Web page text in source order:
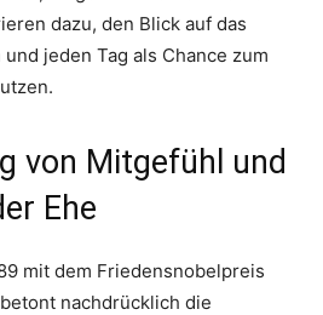
dazu, den Blick auf das
jeden Tag als Chance zum
von Mitgefühl und
Ehe
mit dem Friedensnobelpreis
nachdrücklich die